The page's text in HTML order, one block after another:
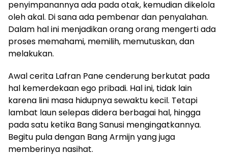
penyimpanannya ada pada otak, kemudian dikelola
oleh akal. Di sana ada pembenar dan penyalahan.
Dalam hal ini menjadikan orang orang mengerti ada
proses memahami, memilih, memutuskan, dan
melakukan.
Awal cerita Lafran Pane cenderung berkutat pada
hal kemerdekaan ego pribadi. Hal ini, tidak lain
karena lini masa hidupnya sewaktu kecil. Tetapi
lambat laun selepas didera berbagai hal, hingga
pada satu ketika Bang Sanusi mengingatkannya.
Begitu pula dengan Bang Armijn yang juga
memberinya nasihat.